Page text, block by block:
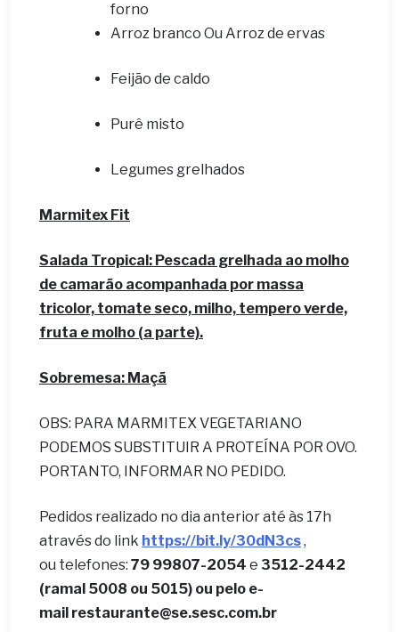
forno
Arroz branco Ou Arroz de ervas
Feijão de caldo
Purê misto
Legumes grelhados
Marmitex Fit
Salada Tropical: Pescada grelhada ao molho
de camarão acompanhada por massa
tricolor, tomate seco, milho, tempero verde,
fruta e molho (a parte).
Sobremesa: Maçã
OBS: PARA MARMITEX VEGETARIANO
PODEMOS SUBSTITUIR A PROTEÍNA POR OVO.
PORTANTO, INFORMAR NO PEDIDO.
Pedidos realizado no dia anterior até às 17h
através do link https://bit.ly/30dN3cs,
ou telefones: 79 99807-2054 e 3512-2442
(ramal 5008 ou 5015) ou pelo e-
mail restaurante@se.sesc.com.br